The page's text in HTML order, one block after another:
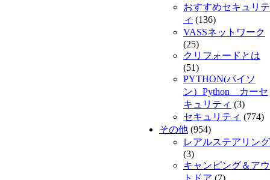
おすすめセキュリテ
ィ (136)
VASSネットワーク
(25)
クリフォードとは
(51)
PYTHON(パイソ
ン）Python カーセ
キュリティ (3)
セキュリティ (774)
その他 (954)
レアルステアリング
(3)
キャンピング＆アウ
トドア (7)